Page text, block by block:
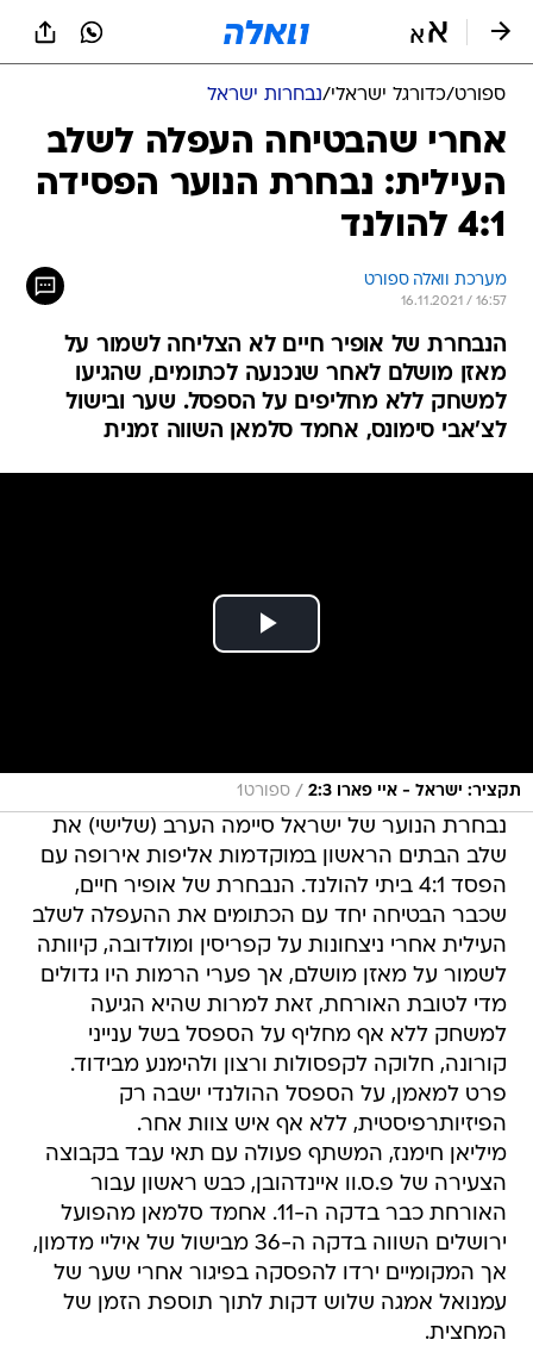
ספורט/כדורגל ישראלי/נבחרות ישראל
אחרי שהבטיחה העפלה לשלב
העילית: נבחרת הנוער הפסידה
4:1 להולנד
מערכת וואלה ספורט
16.11.2021 / 16:57
הנבחרת של אופיר חיים לא הצליחה לשמור על
מאזן מושלם לאחר שנכנעה לכתומים, שהגיעו
למשחק ללא מחליפים על הספסל. שער ובישול
לצ'אבי סימונס, אחמד סלמאן השווה זמנית
תקציר: ישראל - איי פארו 2:3 / ספורט1
נבחרת הנוער של ישראל סיימה הערב (שלישי) את
שלב הבתים הראשון במוקדמות אליפות אירופה עם
הפסד 4:1 ביתי להולנד. הנבחרת של אופיר חיים,
שכבר הבטיחה יחד עם הכתומים את ההעפלה לשלב
העילית אחרי ניצחונות על קפריסין ומולדובה, קיוותה
לשמור על מאזן מושלם, אך פערי הרמות היו גדולים
מדי לטובת האורחת, זאת למרות שהיא הגיעה
למשחק ללא אף מחליף על הספסל בשל ענייני
קורונה, חלוקה לקפסולות ורצון ולהימנע מבידוד.
פרט למאמן, על הספסל ההולנדי ישבה רק
הפיזיותרפיסטית, ללא אף איש צוות אחר.
מיליאן חימנז, המשתף פעולה עם תאי עבד בקבוצה
הצעירה של פ.ס.וו איינדהובן, כבש ראשון עבור
האורחת כבר בדקה ה-11. אחמד סלמאן מהפועל
ירושלים השווה בדקה ה-36 מבישול של איליי מדמון,
אך המקומיים ירדו להפסקה בפיגור אחרי שער של
עמנואל אמגה שלוש דקות לתוך תוספת הזמן של
המחצית.